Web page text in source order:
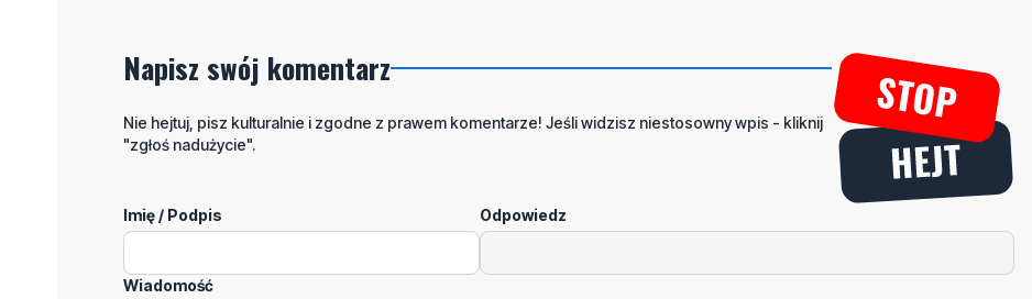
Napisz swój komentarz
Nie hejtuj, pisz kulturalnie i zgodne z prawem komentarze! Jeśli widzisz niestosowny wpis - kliknij
"zgłoś nadużycie".
Imię / Podpis Odpowiedz
Wiadomość